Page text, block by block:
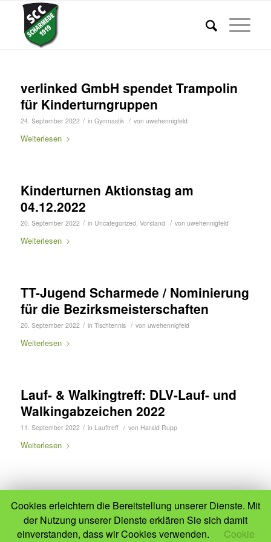
verlinked GmbH spendet Trampolin
für Kinderturngruppen
24. September 2022 / in Gymnastik / von uwehennigfeld
Weiterlesen
Kinderturnen Aktionstag am
04.12.2022
20. September 2022 / in Uncategorized, Vorstand / von uwehennigfeld
Weiterlesen
TT-Jugend Scharmede / Nominierung
für die Bezirksmeisterschaften
20. September 2022 / in Tischtennis / von uwehennigfeld
Weiterlesen
Lauf- & Walkingtreff: DLV-Lauf- und
Walkingabzeichen 2022
11. September 2022 / in Lauftreff / von Harald Rupp
Weiterlesen
Cookies erleichtern die Bereitstellung unserer Dienste. Mit
der Nutzung unserer Dienste erklären Sie sich damit
einverstanden, dass wir Cookies verwenden.
Cookie